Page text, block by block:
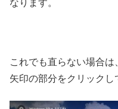
なります。
これでも直らない場合
矢印の部分をクリックし